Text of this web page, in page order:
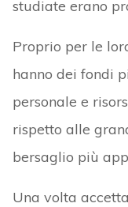
studiate erano
Proprio per le
hanno dei fondi
personale e
rispetto alle
bersaglio più
Una volta